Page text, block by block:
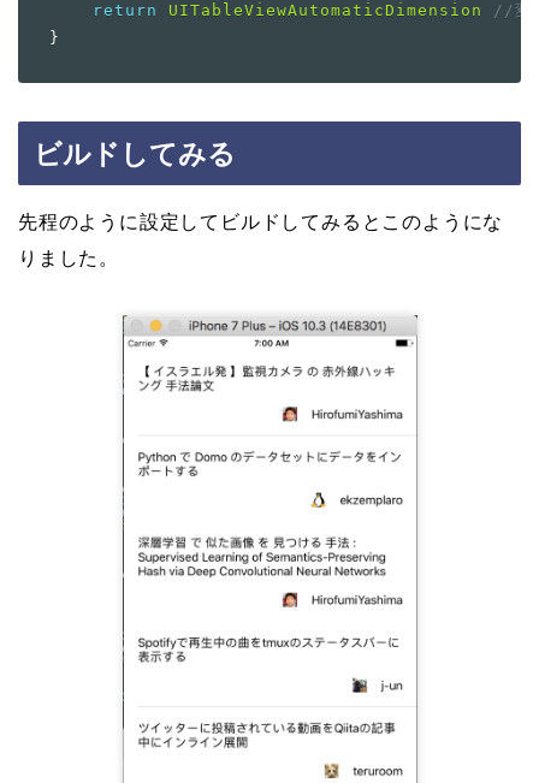
return
UITableViewAutomaticDimension
//変
}
ビルドしてみる
先程のように設定してビルドしてみるとこのようにな
りました。